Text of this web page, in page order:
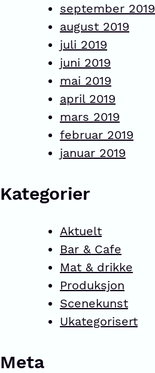
september 2019
august 2019
juli 2019
juni 2019
mai 2019
april 2019
mars 2019
februar 2019
januar 2019
Kategorier
Aktuelt
Bar & Cafe
Mat & drikke
Produksjon
Scenekunst
Ukategorisert
Meta